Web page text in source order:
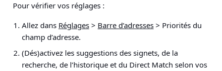
Pour vérifier vos réglages :
Allez dans Réglages > Barre d’adresses > Priorités du
champ d’adresse.
(Dés)activez les suggestions des signets, de la
recherche, de l’historique et du Direct Match selon vos